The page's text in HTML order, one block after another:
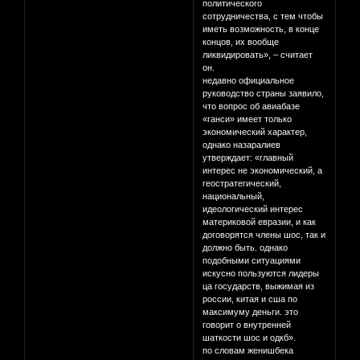
политического
сотрудничества, с тем чтобы
иметь возможность, в конце
концов, их вообще
ликвидировать», – считает
он.
недавно официальное
руководство страны заявило,
что вопрос об авиабазе
«ганси» имеет только
экономический характер,
однако назаралиев
утверждает: «главный
интерес не экономический, а
геостратегический,
национальный,
идеологический интерес
материковой евразии, и как
договорятся члены шос, так и
должно быть. однако
подобными ситуациями
искусно пользуются лидеры
ца государств, выжимая из
россии, китая и сша по
максимуму деньги. это
говорит о внутренней
шаткости шос и одкб».
по словам женишбека